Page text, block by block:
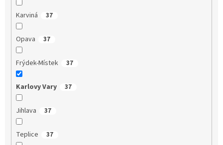
Karviná 37
Opava 37
Frýdek-Místek 37
Karlovy Vary 37
Jihlava 37
Teplice 37